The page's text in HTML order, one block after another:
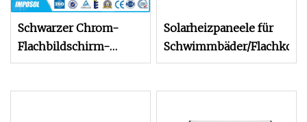
Schwarzer Chrom-
Flachbildschirm-
Solarkollektor
Solarheizpaneele für
Schwimmbäder/